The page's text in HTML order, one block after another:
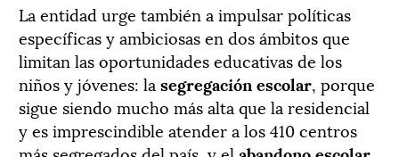
La entidad urge también a impulsar políticas
específicas y ambiciosas en dos ámbitos que
limitan las oportunidades educativas de los
niños y jóvenes: la segregación escolar, porque
sigue siendo mucho más alta que la residencial
y es imprescindible atender a los 410 centros